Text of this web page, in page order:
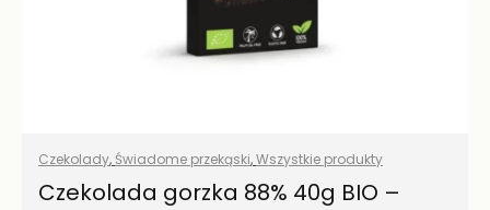
Czekolady, Świadome przekąski,Wszystkie produkty
Czekolada gorzka 88% 40g BIO –